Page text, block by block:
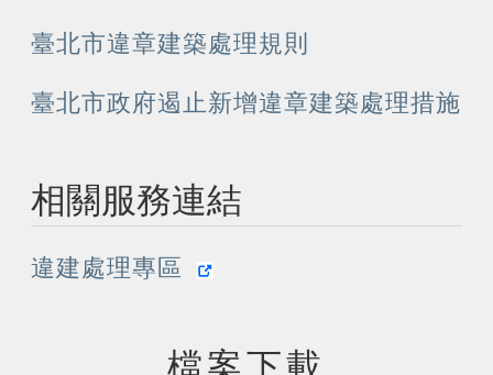
臺北市違章建築處理規則
臺北市政府遏止新增違章建築處理措施
相關服務連結
違建處理專區
檔案下載